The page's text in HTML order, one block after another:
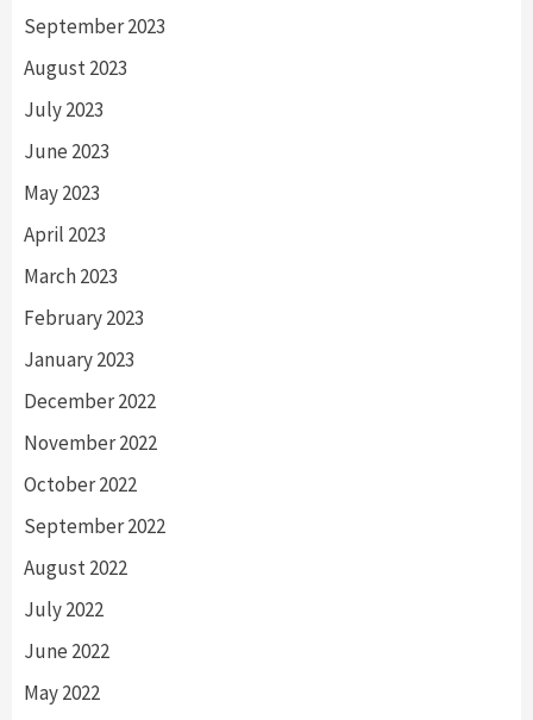
September 2023
August 2023
July 2023
June 2023
May 2023
April 2023
March 2023
February 2023
January 2023
December 2022
November 2022
October 2022
September 2022
August 2022
July 2022
June 2022
May 2022